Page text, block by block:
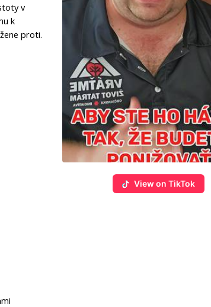
v
k
proti.
View on TikTok